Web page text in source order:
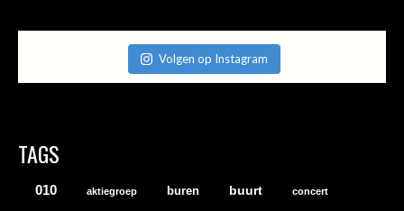
Volgen op Instagram
TAGS
010 aktiegroep buren buurt concert